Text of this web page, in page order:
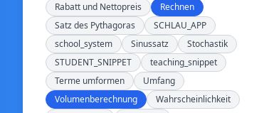
Rabatt und Nettopreis
Rechnen
Satz des Pythagoras
SCHLAU_APP
school_system
Sinussatz
Stochastik
STUDENT_SNIPPET
teaching_snippet
Terme umformen
Umfang
Volumenberechnung
Wahrscheinlichkeit